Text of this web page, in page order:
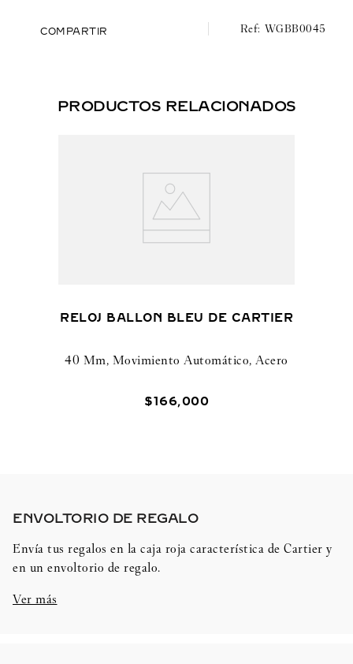
COMPARTIR WGBB0045
PRODUCTOS RELACIONADOS
RELOJ BALLON BLEU DE CARTIER
40 Mm, Movimiento Automático, Acero
$166,000
ENVOLTORIO DE REGALO​
Envía tus regalos en la caja roja característica de Cartier y
en un envoltorio de regalo.
Ver más